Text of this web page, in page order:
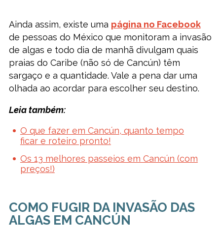
Ainda assim, existe uma página no Facebook
de pessoas do México que monitoram a invasão
de algas e todo dia de manhã divulgam quais
praias do Caribe (não só de Cancún) têm
sargaço e a quantidade. Vale a pena dar uma
olhada ao acordar para escolher seu destino.
Leia também:
O que fazer em Cancún, quanto tempo
ficar e roteiro pronto!
Os 13 melhores passeios em Cancún (com
preços!)
COMO FUGIR DA INVASÃO DAS
ALGAS EM CANCÚN